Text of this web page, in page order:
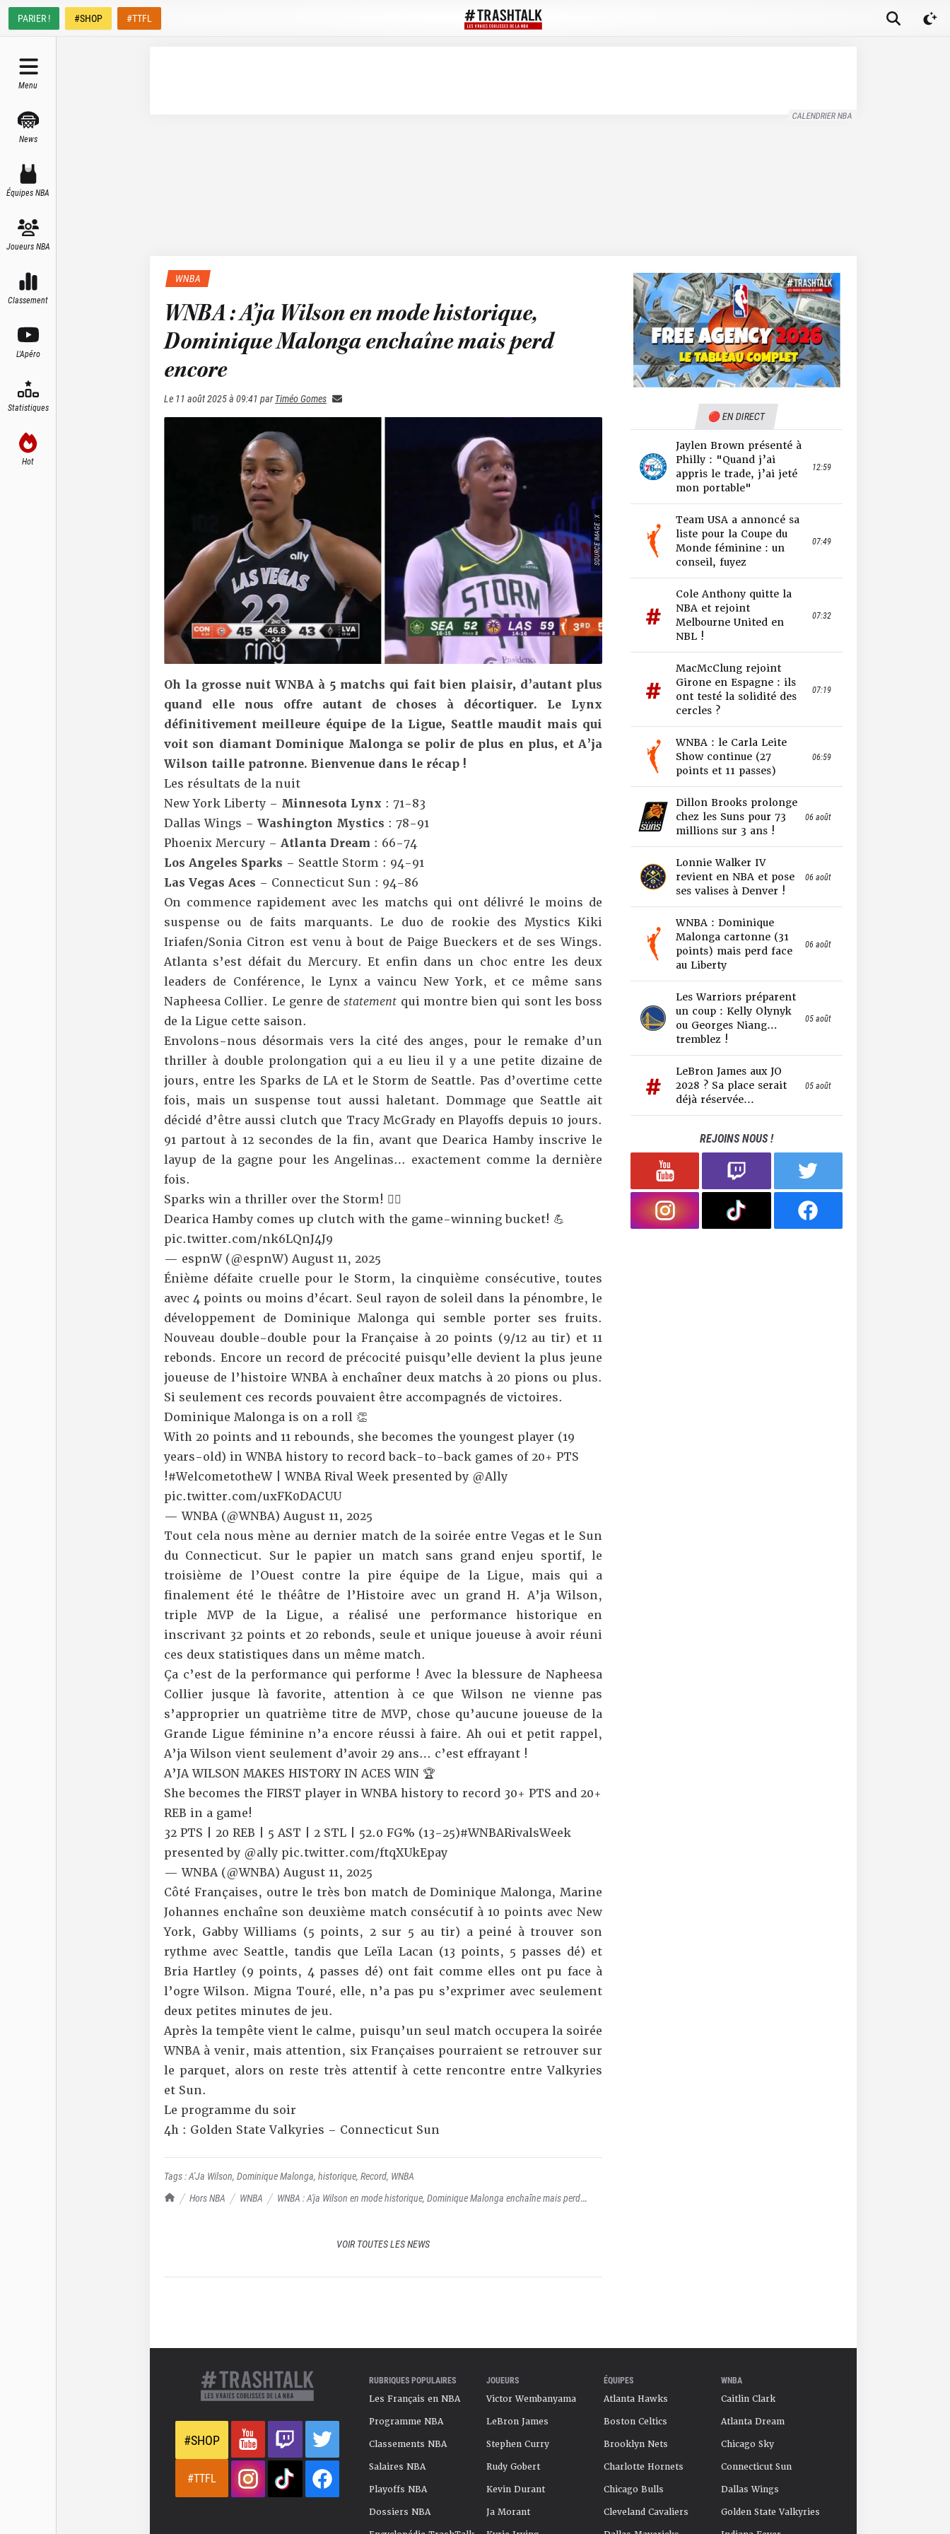
PARIER ! #SHOP #TTFL
Menu
News
Équipes NBA
Joueurs NBA
Classement
L'Apéro
Statistiques
Hot
CALENDRIER NBA
TrashTalk Actu NBA
Hors NBA WNBA
WNBA : A'ja Wilson en mode historique, Dominique Malonga enchaîne mais perd
WNBA
WNBA : A’ja Wilson en mode historique,
Dominique Malonga enchaîne mais perd
encore
Le 11 août 2025 à 09:41 par Timéo Gomes
SOURCE IMAGE : X
Oh la grosse nuit WNBA à 5 matchs qui fait bien plaisir, d’autant plus
quand elle nous offre autant de choses à décortiquer. Le Lynx
définitivement meilleure équipe de la Ligue, Seattle maudit mais qui
voit son diamant Dominique Malonga se polir de plus en plus, et A’ja
Wilson taille patronne. Bienvenue dans le récap !
Les résultats de la nuit
New York Liberty – Minnesota Lynx : 71-83
Dallas Wings – Washington Mystics : 78-91
Phoenix Mercury – Atlanta Dream : 66-74
Los Angeles Sparks – Seattle Storm : 94-91
Las Vegas Aces – Connecticut Sun : 94-86
On commence rapidement avec les matchs qui ont délivré le moins de
suspense ou de faits marquants. Le duo de rookie des Mystics Kiki
Iriafen/Sonia Citron est venu à bout de Paige Bueckers et de ses Wings.
Atlanta s’est défait du Mercury. Et enfin dans un choc entre les deux
leaders de Conférence, le Lynx a vaincu New York, et ce même sans
Napheesa Collier. Le genre destatement qui montre bien qui sont les boss
de la Ligue cette saison.
Envolons-nous désormais vers la cité des anges, pour le remake d’un
thriller à double prolongation qui a eu lieu il y a une petite dizaine de
jours, entre les Sparks de LA et le Storm de Seattle. Pas d’overtime cette
fois, mais un suspense tout aussi haletant. Dommage que Seattle ait
décidé d’être aussi clutch que Tracy McGrady en Playoffs depuis 10 jours.
91 partout à 12 secondes de la fin, avant que Dearica Hamby inscrive le
layup de la gagne pour les Angelinas… exactement comme la dernière
fois.
Sparks win a thriller over the Storm! 😮‍💨
Dearica Hamby comes up clutch with the game-winning bucket! 💪
pic.twitter.com/nk6LQnJ4J9
— espnW (@espnW)August 11, 2025
Énième défaite cruelle pour le Storm, la cinquième consécutive, toutes
avec 4 points ou moins d’écart. Seul rayon de soleil dans la pénombre, le
développement de Dominique Malonga qui semble porter ses fruits.
Nouveau double-double pour la Française à 20 points (9/12 au tir) et 11
rebonds. Encore un record de précocité puisqu’elle devientla plus jeune
joueuse de l’histoire WNBA à enchaîner deux matchs à 20 pions ou plus.
Si seulement ces records pouvaient être accompagnés de victoires.
Dominique Malonga is on a roll 👏
With 20 points and 11 rebounds, she becomes the youngest player (19
years-old) in WNBA history to record back-to-back games of 20+ PTS
!#WelcometotheW| WNBA Rival Week presented by @Ally
pic.twitter.com/uxFK0DACUU
— WNBA (@WNBA)August 11, 2025
Tout cela nous mène au dernier match de la soirée entre Vegas et le Sun
du Connecticut. Sur le papier un match sans grand enjeu sportif, le
troisième de l’Ouest contre la pire équipe de la Ligue, mais qui a
finalement été le théâtre de l’Histoire avec un grand H. A’ja Wilson,
triple MVP de la Ligue, a réalisé une performance historique en
inscrivant 32 points et 20 rebonds, seule et unique joueuse à avoir réuni
ces deux statistiques dans un même match.
Ça c’est de la performance qui performe ! Avec la blessure de Napheesa
Collier jusque là favorite, attention à ce que Wilson ne vienne pas
s’approprier un quatrième titre de MVP, chose qu’aucune joueuse de la
Grande Ligue féminine n’a encore réussi à faire. Ah oui et petit rappel,
A’ja Wilson vient seulement d’avoir 29 ans… c’est effrayant !
A’JA WILSON MAKES HISTORY IN ACES WIN 🏆
She becomes the FIRST player in WNBA history to record 30+ PTS and 20+
REB in a game!
32 PTS | 20 REB | 5 AST | 2 STL | 52.0 FG% (13-25)#WNBARivalsWeek
presented by @ally pic.twitter.com/ftqXUkEpay
— WNBA (@WNBA)August 11, 2025
Côté Françaises, outre le très bon match de Dominique Malonga, Marine
Johannes enchaîne son deuxième match consécutif à 10 points avec New
York, Gabby Williams (5 points, 2 sur 5 au tir) a peiné à trouver son
rythme avec Seattle, tandis que Leïla Lacan (13 points, 5 passes dé) et
Bria Hartley (9 points, 4 passes dé) ont fait comme elles ont pu face à
l’ogre Wilson. Migna Touré, elle, n’a pas pu s’exprimer avec seulement
deux petites minutes de jeu.
Après la tempête vient le calme, puisqu’un seul match occupera la soirée
WNBA à venir, mais attention, six Françaises pourraient se retrouver sur
le parquet, alors on reste très attentif à cette rencontre entre Valkyries
et Sun.
Le programme du soir
4h : Golden State Valkyries – Connecticut Sun
Tags :A'Ja Wilson, Dominique Malonga, historique, Record, WNBA
VOIR TOUTES LES NEWS
🔴 EN DIRECT
Jaylen Brown présenté à
Philly : "Quand j’ai
appris le trade, j’ai jeté
mon portable"
12:59
Team USA a annoncé sa
liste pour la Coupe du
Monde féminine : un
conseil, fuyez
07:49
Cole Anthony quitte la
NBA et rejoint
Melbourne United en
NBL !
07:32
MacMcClung rejoint
Girone en Espagne : ils
ont testé la solidité des
cercles ?
07:19
WNBA : le Carla Leite
Show continue (27
points et 11 passes)
06:59
Dillon Brooks prolonge
chez les Suns pour 73
millions sur 3 ans !
06 août
Lonnie Walker IV
revient en NBA et pose
ses valises à Denver !
06 août
WNBA : Dominique
Malonga cartonne (31
points) mais perd face
au Liberty
06 août
Les Warriors préparent
un coup : Kelly Olynyk
ou Georges Niang…
tremblez !
05 août
LeBron James aux JO
2028 ? Sa place serait
déjà réservée...
05 août
REJOINS NOUS !
#SHOP
#TTFL
RUBRIQUES POPULAIRES
Les Français en NBA
Programme NBA
Classements NBA
Salaires NBA
Playoffs NBA
Dossiers NBA
JOUEURS
Victor Wembanyama
LeBron James
Stephen Curry
Rudy Gobert
Kevin Durant
Ja Morant
ÉQUIPES
Atlanta Hawks
Boston Celtics
Brooklyn Nets
Charlotte Hornets
Chicago Bulls
Cleveland Cavaliers
WNBA
Caitlin Clark
Atlanta Dream
Chicago Sky
Connecticut Sun
Dallas Wings
Golden State Valkyries